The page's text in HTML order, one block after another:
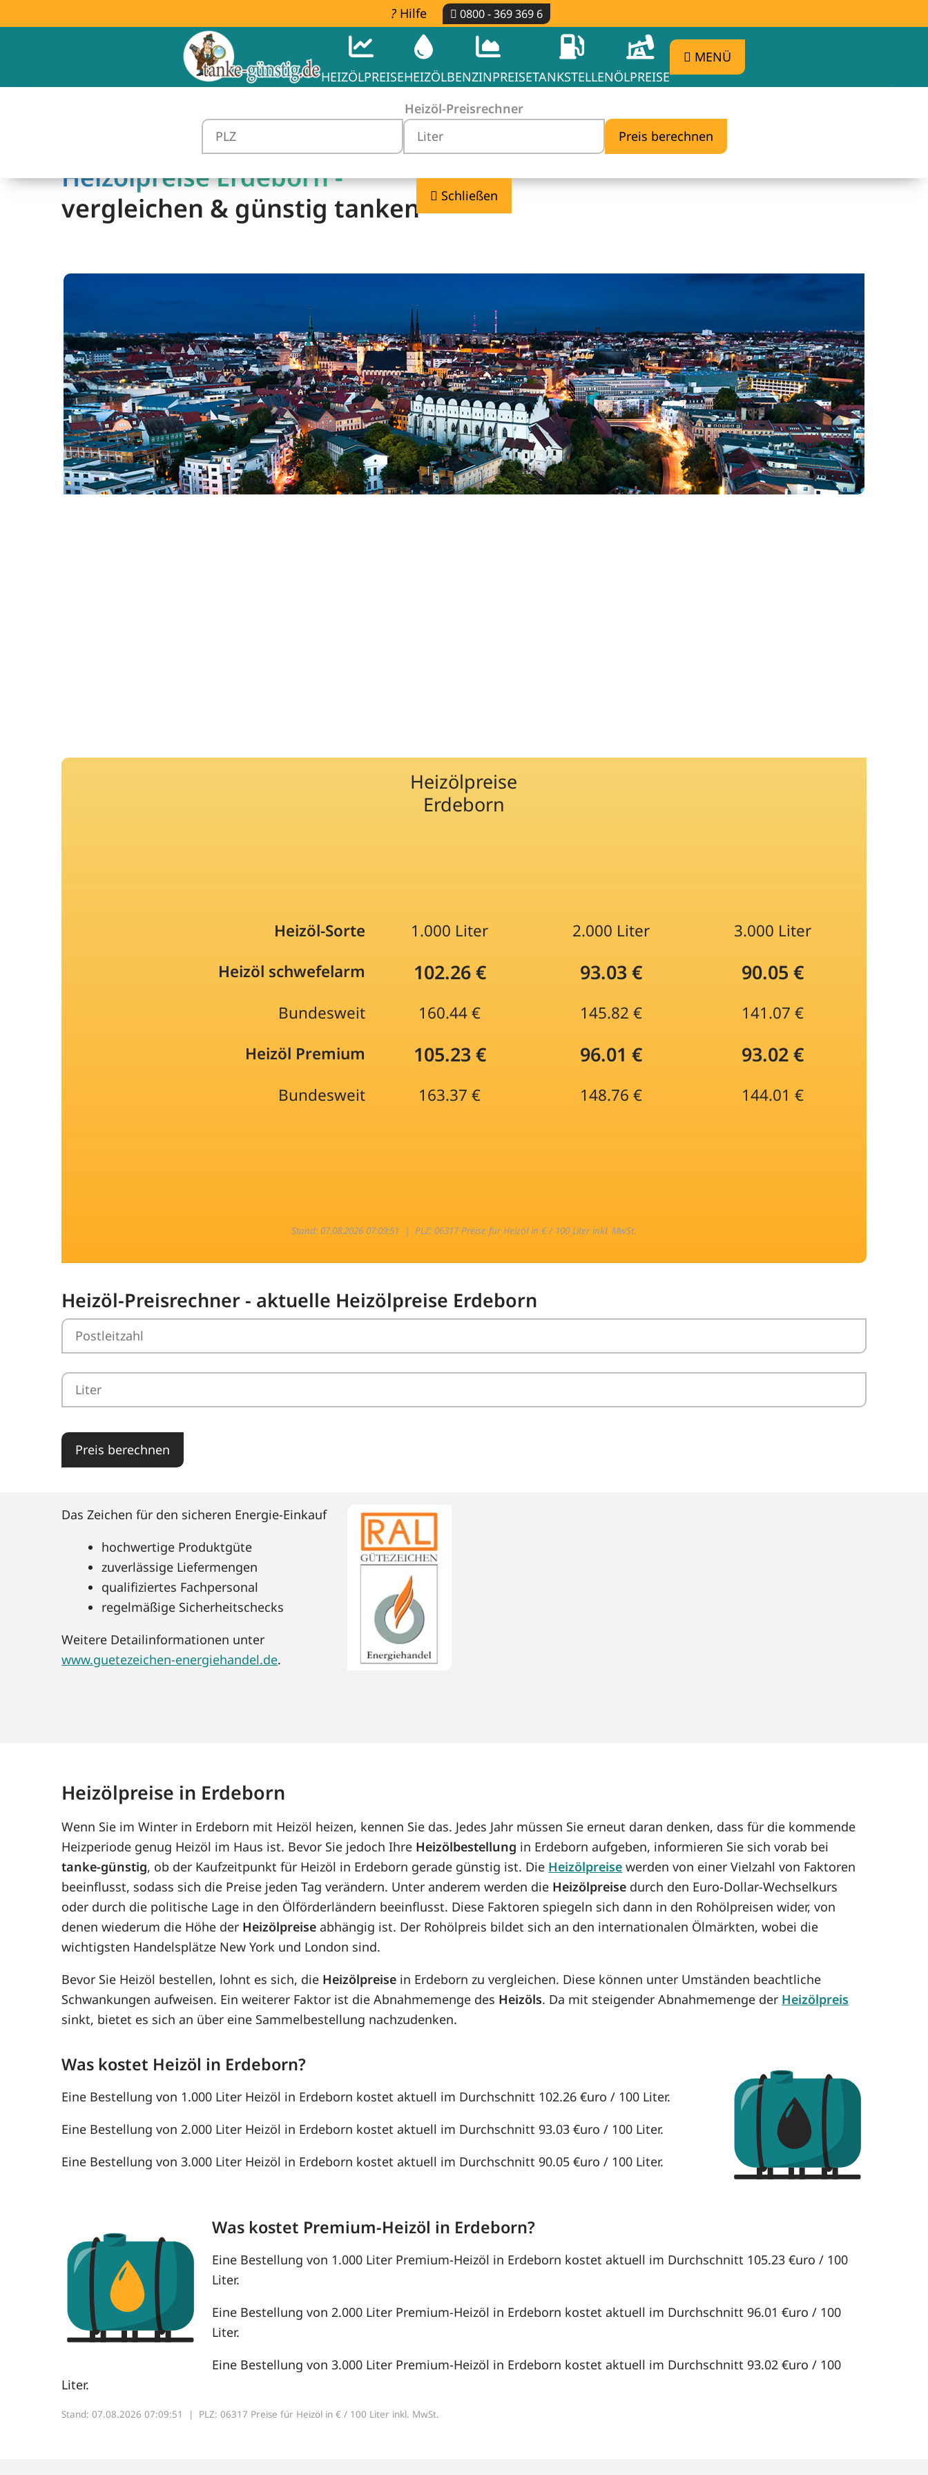
Hilfe 0800 - 369 369 6
HEIZÖLPREISEHEIZÖLBENZINPREISETANKSTELLENÖLPREISE
MENÜ
Heizöl-Preisrechner
Schließen
Heizölpreise Erdeborn -
vergleichen & günstig tanken
Heizölpreise
Erdeborn
Heizöl-Sorte 1.000 Liter 2.000 Liter
3.000 Liter
Heizöl schwefelarm
102.26 € 93.03 € 90.05 €
Bundesweit 160.44 € 145.82 €
141.07 €
Heizöl Premium
105.23 € 96.01 € 93.02 €
Bundesweit 163.37 € 148.76 € 144.01 €
Stand: 07.08.2026 07:09:51 |PLZ: 06317 Preise für Heizöl in € / 100 Liter inkl. MwSt.
Heizöl-Preisrechner - aktuelle Heizölpreise Erdeborn
Preis berechnen
Das Zeichen für den sicheren Energie-Einkauf
hochwertige Produktgüte
zuverlässige Liefermengen
qualifiziertes Fachpersonal
regelmäßige Sicherheitschecks
Weitere Detailinformationen unter
www.guetezeichen-energiehandel.de.
Heizölpreise in Erdeborn
Wenn Sie im Winter in Erdeborn mit Heizöl heizen, kennen Sie das. Jedes Jahr müssen Sie erneut daran denken, dass für die kommende
Heizperiode genug Heizöl im Haus ist. Bevor Sie jedoch Ihre Heizölbestellung in Erdeborn aufgeben, informieren Sie sich vorab bei
tanke-günstig, ob der Kaufzeitpunkt für Heizöl in Erdeborn gerade günstig ist. Die Heizölpreise werden von einer Vielzahl von Faktoren
beeinflusst, sodass sich die Preise jeden Tag verändern. Unter anderem werden die Heizölpreise durch den Euro-Dollar-Wechselkurs
oder durch die politische Lage in den Ölförderländern beeinflusst. Diese Faktoren spiegeln sich dann in den Rohölpreisen wider, von
denen wiederum die Höhe der Heizölpreise abhängig ist. Der Rohölpreis bildet sich an den internationalen Ölmärkten, wobei die
wichtigsten Handelsplätze New York und London sind.
Bevor Sie Heizöl bestellen, lohnt es sich, die Heizölpreise in Erdeborn zu vergleichen. Diese können unter Umständen beachtliche
Schwankungen aufweisen. Ein weiterer Faktor ist die Abnahmemenge des Heizöls. Da mit steigender Abnahmemenge der Heizölpreis
sinkt, bietet es sich an über eine Sammelbestellung nachzudenken.
Was kostet Heizöl in Erdeborn?
Eine Bestellung von 1.000 Liter Heizöl in Erdeborn kostet aktuell im Durchschnitt 102.26 €uro / 100 Liter.
Eine Bestellung von 2.000 Liter Heizöl in Erdeborn kostet aktuell im Durchschnitt 93.03 €uro / 100 Liter.
Eine Bestellung von 3.000 Liter Heizöl in Erdeborn kostet aktuell im Durchschnitt 90.05 €uro / 100 Liter.
Was kostet Premium-Heizöl in Erdeborn?
Eine Bestellung von 1.000 Liter Premium-Heizöl in Erdeborn kostet aktuell im Durchschnitt 105.23 €uro / 100
Liter.
Eine Bestellung von 2.000 Liter Premium-Heizöl in Erdeborn kostet aktuell im Durchschnitt 96.01 €uro / 100
Liter.
Eine Bestellung von 3.000 Liter Premium-Heizöl in Erdeborn kostet aktuell im Durchschnitt 93.02 €uro / 100
Liter.
Stand: 07.08.2026 07:09:51 | PLZ: 06317 Preise für Heizöl in € / 100 Liter inkl. MwSt.